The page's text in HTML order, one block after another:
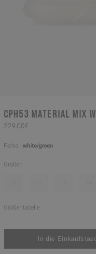
CPH53 material mix
229,00€
Farbe - white/green
Größen
Größentabelle